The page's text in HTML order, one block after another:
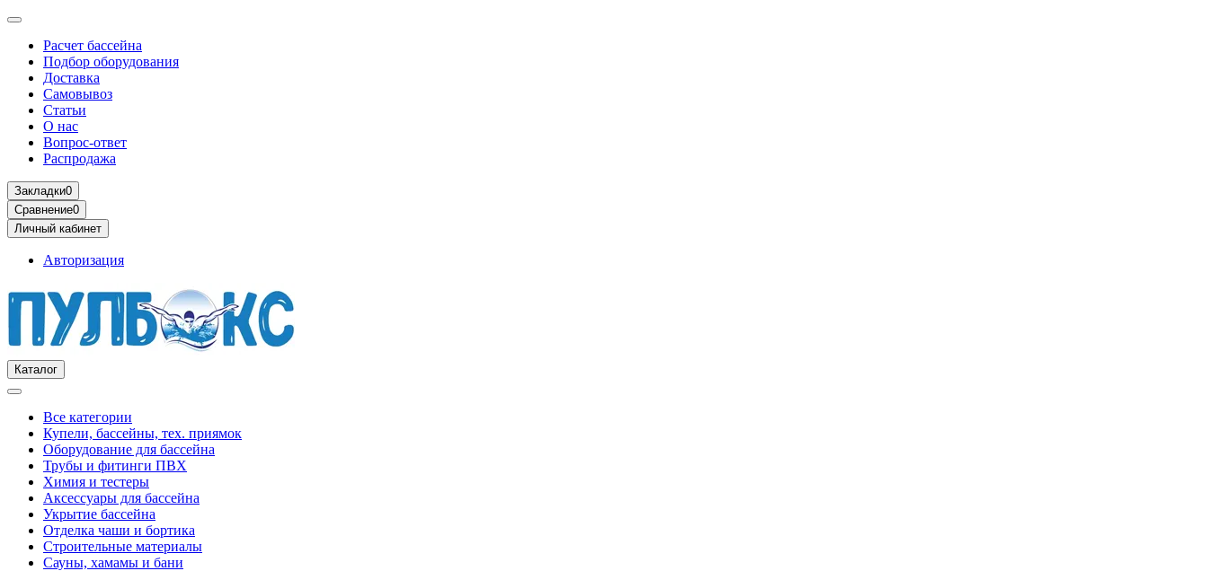
Расчет бассейна
Подбор оборудования
Доставка
Самовывоз
Статьи
О нас
Вопрос-ответ
Распродажа
Закладки0
Сравнение0
Личный кабинет
Авторизация
Каталог
Все категории
Купели, бассейны, тех. приямок
Оборудование для бассейна
Трубы и фитинги ПВХ
Химия и тестеры
Аксессуары для бассейна
Укрытие бассейна
Отделка чаши и бортика
Строительные материалы
Сауны, хамамы и бани